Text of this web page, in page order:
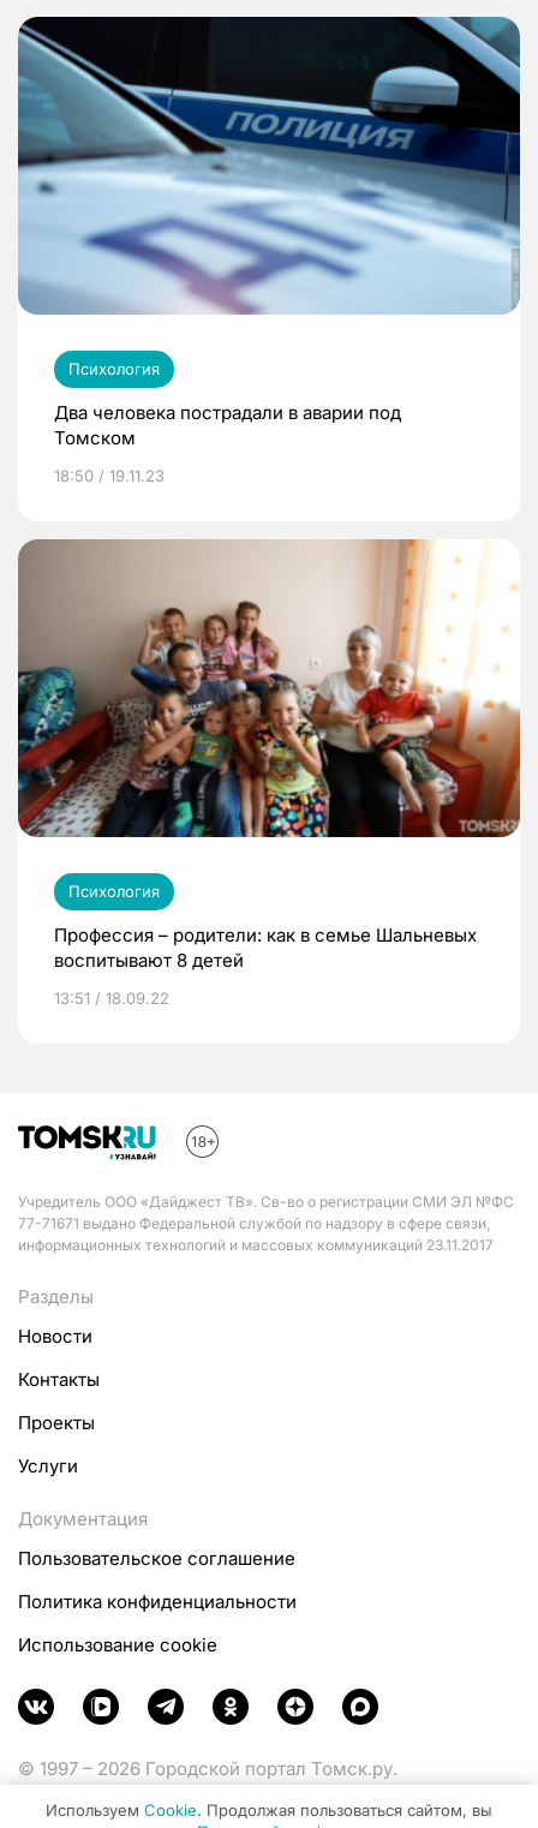
Психология
Два человека пострадали в аварии под
Томском
18:50 / 19.11.23
Психология
Профессия – родители: как в семье Шальневых
воспитывают 8 детей
13:51 / 18.09.22
Учредитель ООО «Дайджест ТВ». Св-во о регистрации СМИ ЭЛ №ФС
77-71671 выдано Федеральной службой по надзору в сфере связи,
информационных технологий и массовых коммуникаций 23.11.2017
Разделы
Новости
Контакты
Проекты
Услуги
Документация
Пользовательское соглашение
Политика конфиденциальности
Использование cookie
© 1997 – 2026 Городской портал Томск.ру.
Министерства цифрового развития, связи и массовых
Используем Cookie. Продолжая пользоваться сайтом, вы